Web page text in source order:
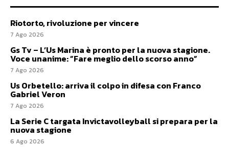
Riotorto, rivoluzione per vincere
7 Ago 2026
Gs Tv – L’Us Marina è pronto per la nuova stagione.
Voce unanime: ”Fare meglio dello scorso anno”
7 Ago 2026
Us Orbetello: arriva il colpo in difesa con Franco
Gabriel Veron
7 Ago 2026
La Serie C targata Invictavolleyball si prepara per la
nuova stagione
6 Ago 2026